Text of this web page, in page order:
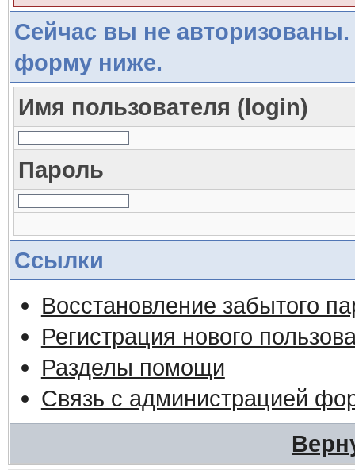
Сейчас вы не авторизованы.
форму ниже.
Имя пользователя (login)
Пароль
Ссылки
Восстановление забытого
Регистрация нового
Разделы помощи
Связь с администрацией